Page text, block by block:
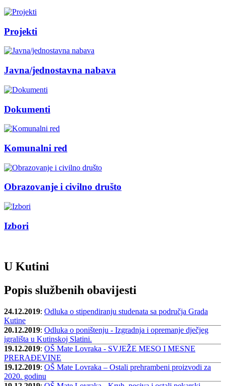
Projekti
Javna/jednostavna nabava
Dokumenti
Komunalni red
Obrazovanje i civilno društo
Izbori
U Kutini
Popis službenih obavijesti
24.12.2019: Odluka o stipendiranju studenata sa područja Grada
Kutine
20.12.2019: Odluka o poništenju - Izgradnja i opremanje dječjeg
igrališta u Kutinskoj Slatini.
19.12.2019: OŠ Mate Lovraka - SVJEŽE MESO I MESNE
PRERAĐEVINE
19.12.2019: OŠ Mate Lovraka – Ostali prehrambeni proizvodi za
2020. godinu